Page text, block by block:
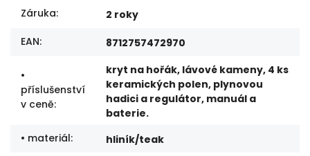
Záruka:
2 roky
EAN: 8712757472970
•
příslušenství
v ceně:
kryt na hořák, lávové kameny, 4 ks
keramických polen, plynovou
hadici a regulátor, manuál a
baterie.
• materiál:
hliník/teak